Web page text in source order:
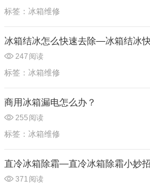
标签： 冰箱维修
冰箱结冰怎么快速去除—冰箱结冰
247 阅读
标签： 冰箱维修
商用冰箱漏电怎么办？
255 阅读
标签： 冰箱维修
直冷冰箱除霜—直冷冰箱除霜小妙招
371 阅读